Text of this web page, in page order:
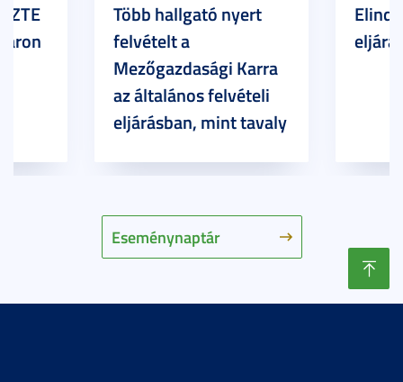
Eseménynaptár
Több hallgató nyert
felvételt a
Mezőgazdasági Karra
az általános felvételi
eljárásban, mint tavaly